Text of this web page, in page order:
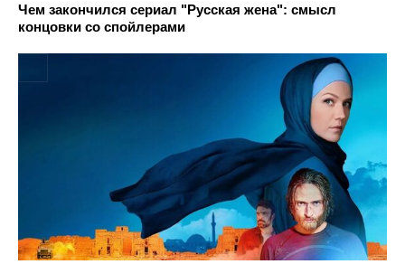
Чем закончился сериал "Русская жена": смысл
концовки со спойлерами